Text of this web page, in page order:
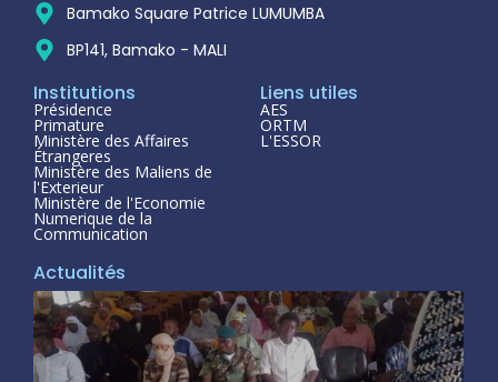
Bamako Square Patrice LUMUMBA
BP141, Bamako - MALI
Institutions
Présidence
Primature
Ministère des Affaires
Étrangeres
Ministère des Maliens de
l'Exterieur
Ministère de l'Economie
Numerique de la
Communication
Liens utiles
AES
ORTM
L'ESSOR
Actualités